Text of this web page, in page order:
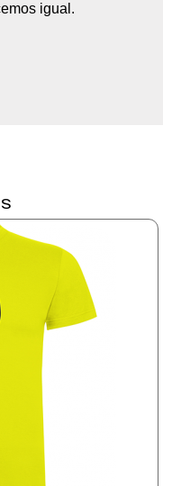
igual.